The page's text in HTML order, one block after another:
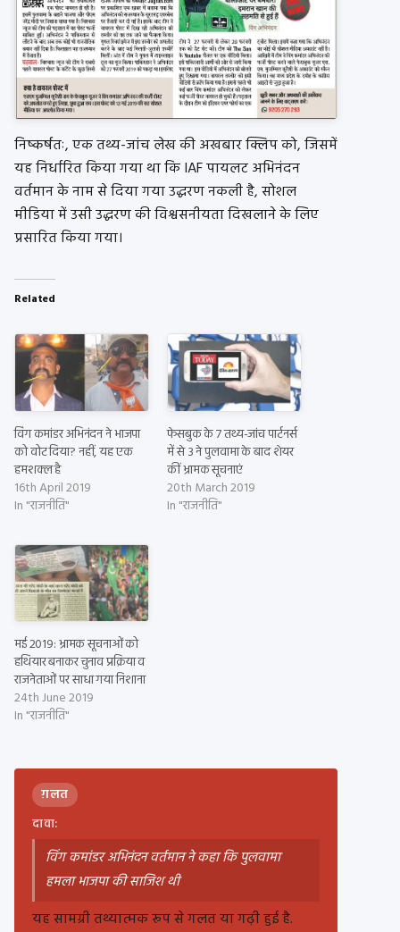
निष्कर्षतः, एक तथ्य-जांच लेख की अखबार क्लिप को, जिसमें
यह निर्धारित किया गया था कि IAF पायलट अभिनंदन
वर्तमान के नाम से दिया गया उद्धरण नकली है, सोशल
मीडिया में उसी उद्धरण की विश्वसनीयता दिखलाने के लिए
प्रसारित किया गया।
Related
विंग कमांडर अभिनंदन ने भाजपा
को वोट दिया? नहीं, यह एक
हमशक्ल है
16th April 2019
In "राजनीति"
फेसबुक के 7 तथ्य-जांच पार्टनर्स
में से 3 ने पुलवामा के बाद शेयर
कीं भ्रामक सूचनाएं
20th March 2019
In "राजनीति"
मई 2019: भ्रामक सूचनाओं को
हथियार बनाकर चुनाव प्रक्रिया व
राजनेताओं पर साधा गया निशाना
24th June 2019
In "राजनीति"
ग़लत
दावा:
विंग कमांडर अभिनंदन वर्तमान ने कहा कि पुलवामा
हमला भाजपा की साजिश थी
यह सामग्री तथ्यात्मक रूप से गलत या गढ़ी हुई है.